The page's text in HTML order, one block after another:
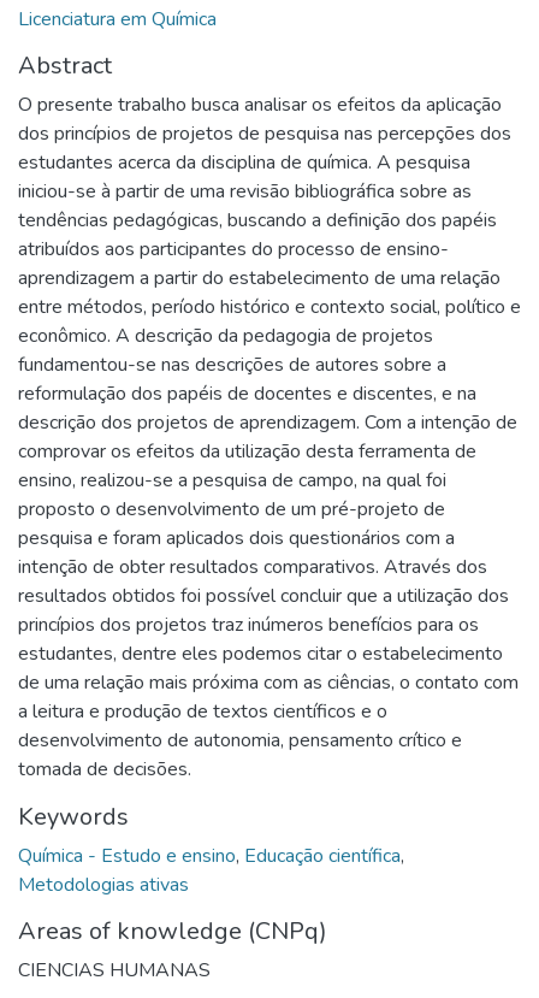
Licenciatura em Química
Abstract
O presente trabalho busca analisar os efeitos da aplicação
dos princípios de projetos de pesquisa nas percepções dos
estudantes acerca da disciplina de química. A pesquisa
iniciou-se à partir de uma revisão bibliográfica sobre as
tendências pedagógicas, buscando a definição dos papéis
atribuídos aos participantes do processo de ensino-
aprendizagem a partir do estabelecimento de uma relação
entre métodos, período histórico e contexto social, político e
econômico. A descrição da pedagogia de projetos
fundamentou-se nas descrições de autores sobre a
reformulação dos papéis de docentes e discentes, e na
descrição dos projetos de aprendizagem. Com a intenção de
comprovar os efeitos da utilização desta ferramenta de
ensino, realizou-se a pesquisa de campo, na qual foi
proposto o desenvolvimento de um pré-projeto de
pesquisa e foram aplicados dois questionários com a
intenção de obter resultados comparativos. Através dos
resultados obtidos foi possível concluir que a utilização dos
princípios dos projetos traz inúmeros benefícios para os
estudantes, dentre eles podemos citar o estabelecimento
de uma relação mais próxima com as ciências, o contato com
a leitura e produção de textos científicos e o
desenvolvimento de autonomia, pensamento crítico e
tomada de decisões.
Keywords
Química - Estudo e ensino, Educação científica,
Metodologias ativas
Areas of knowledge (CNPq)
CIENCIAS HUMANAS